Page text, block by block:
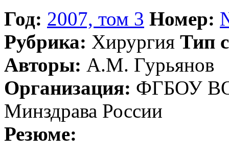
Год: 2007, том 3 Номер:
Рубрика: Хирургия Тип
Авторы: А.М. Гурьянов
Организация: ФГБОУ ВО
Минздрава России
Резюме: